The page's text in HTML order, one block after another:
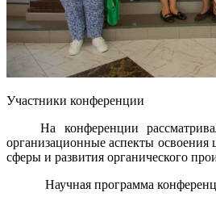
Участники конференции
На конференции
организационные аспекты освоения
сферы и развития органического
Научная программа конференции